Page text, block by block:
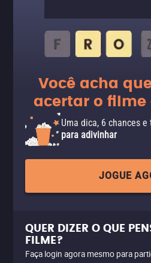
Você acha
acertar o filme
Uma dica, 6 chances e
para adivinhar
JOGUE
QUER DIZER O QUE
FILME?
Faça login agora mesmo para